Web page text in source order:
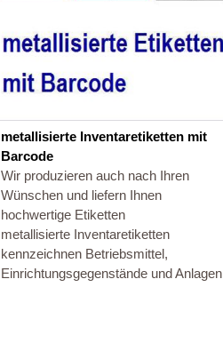
metallisierte Inventaretiketten mit
Barcode
Wir produzieren auch nach Ihren
Wünschen und liefern Ihnen
hochwertige Etiketten
metallisierte Inventaretiketten
kennzeichnen Betriebsmittel,
Einrichtungsgegenstände und Anlagen